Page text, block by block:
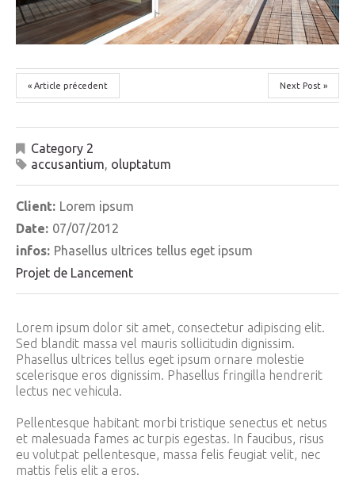
« Article précedent Next Post »
Category 2
accusantium, oluptatum
Client: Lorem ipsum
Date: 07/07/2012
infos: Phasellus ultrices tellus eget ipsum
Projet de Lancement
Lorem ipsum dolor sit amet, consectetur adipiscing elit.
Sed blandit massa vel mauris sollicitudin dignissim.
Phasellus ultrices tellus eget ipsum ornare molestie
scelerisque eros dignissim. Phasellus fringilla hendrerit
lectus nec vehicula.
Pellentesque habitant morbi tristique senectus et netus
et malesuada fames ac turpis egestas. In faucibus, risus
eu volutpat pellentesque, massa felis feugiat velit, nec
mattis felis elit a eros.